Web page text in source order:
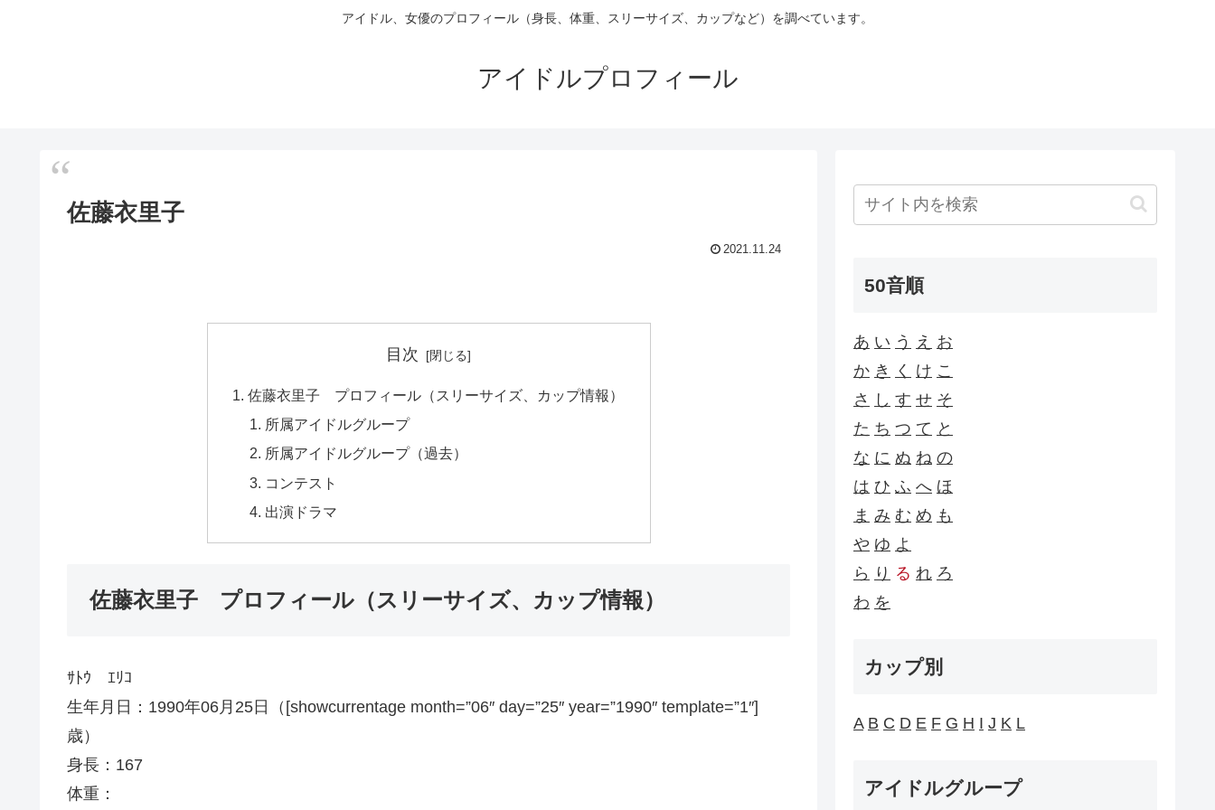
アイドル、女優のプロフィール（身長、体重、スリーサイズ、カップなど）を調べています。
アイドルプロフィール
佐藤衣里子
2021.11.24
目次
佐藤衣里子 プロフィール（スリーサイズ、カップ情報）
所属アイドルグループ
所属アイドルグループ（過去）
コンテスト
出演ドラマ
佐藤衣里子 プロフィール（スリーサイズ、カップ情報）
ｻﾄｳ ｴﾘｺ
生年月日：1990年06月25日（[showcurrentage month=”06″ day=”25″ year=”1990″ template=”1″]
歳）
身長：167
体重：
50音順
あ い う え お
か き く け こ
さ
し す せ そ
た ち つ て と
な に ぬ ね の
は ひ ふ へ ほ
ま み む め も
や ゆ よ
ら り る れ ろ
わ を
カップ別
A B C D E F G H I J K L
アイドルグループ